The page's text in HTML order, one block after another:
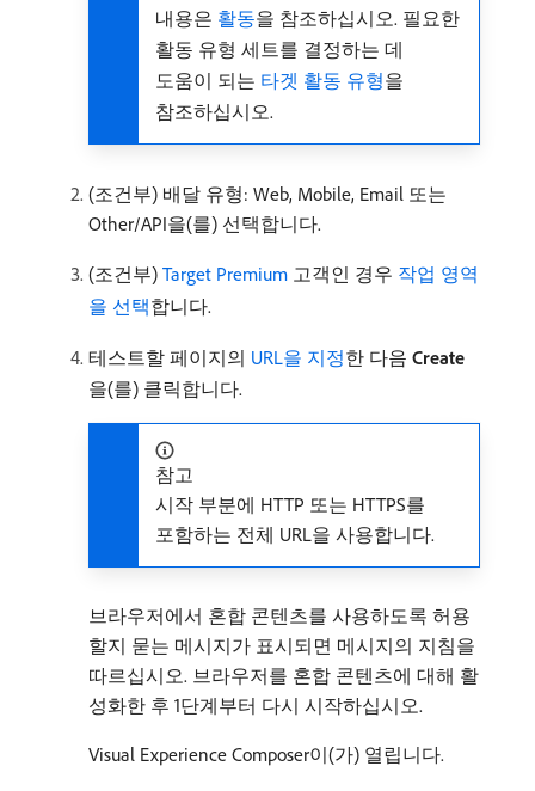
내용은 활동을 참조하십시오. 필요한
활동 유형 세트를 결정하는 데
도움이 되는 타겟 활동 유형을
참조하십시오.
(조건부) 배달 유형: Web, Mobile, Email 또는
Other/API을(를) 선택합니다.
(조건부) Target Premium 고객인 경우 작업 영역
을 선택합니다.
테스트할 페이지의 URL을 지정한 다음 Create
을(를) 클릭합니다.
참고
시작 부분에 HTTP 또는 HTTPS를
포함하는 전체 URL을 사용합니다.
브라우저에서 혼합 콘텐츠를 사용하도록 허용
할지 묻는 메시지가 표시되면 메시지의 지침을
따르십시오. 브라우저를 혼합 콘텐츠에 대해 활
성화한 후 1단계부터 다시 시작하십시오.
Visual Experience Composer이(가) 열립니다.